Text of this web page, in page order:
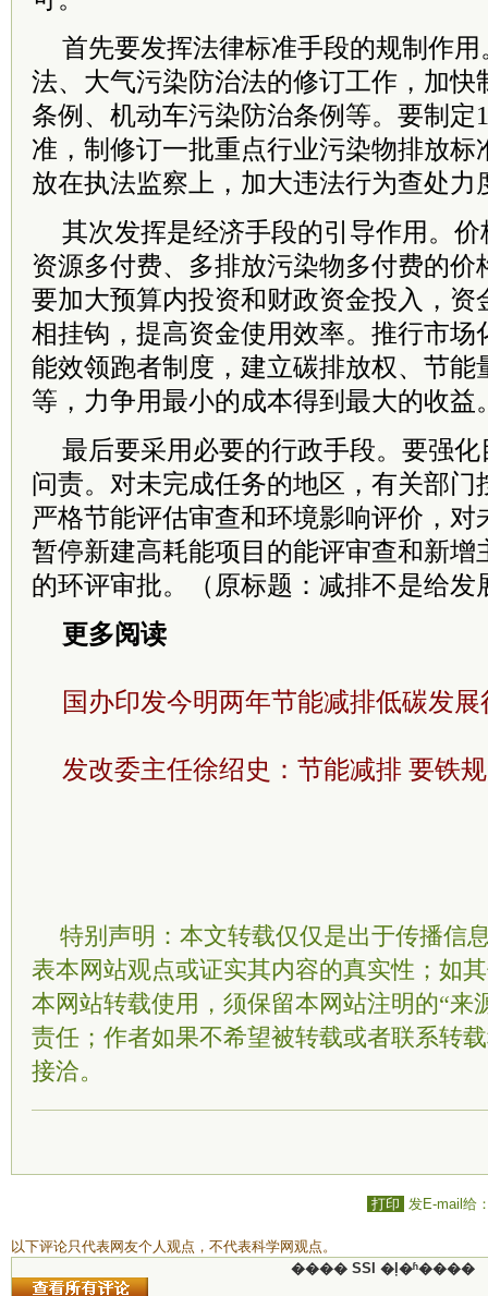
首先要发挥法律标准手段的规制作
法、大气污染防治法的修订工作，加快
条例、机动车污染防治条例等。要制定
准，制修订一批重点行业污染物排放标
放在执法监察上，加大违法行为查处力
其次发挥是经济手段的引导作用。
资源多付费、多排放污染物多付费的价
要加大预算内投资和财政资金投入，资
相挂钩，提高资金使用效率。推行市场
能效领跑者制度，建立碳排放权、节能
等，力争用最小的成本得到最大的收益
最后要采用必要的行政手段。要强
问责。对未完成任务的地区，有关部门
严格节能评估审查和环境影响评价，对
暂停新建高耗能项目的能评审查和新增
的环评审批。（原标题：减排不是给发
更多阅读
国办印发今明两年节能减排低碳发
发改委主任徐绍史：节能减排 要铁
特别声明：本文转载仅仅是出于传播信
表本网站观点或证实其内容的真实性；如
本网站转载使用，须保留本网站注明的“来
责任；作者如果不希望被转载或者联系转
接洽。
打印 发E-mail给
以下评论只代表网友个人观点，不代表科学网观点。
���� SSI �ļ�ʱ����